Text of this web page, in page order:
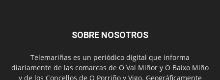
SOBRE NOSOTROS
Telemariñas es un periódico digital que informa
diariamente de las comarcas de O Val Miñor y O Baixo Miño
y de los Concellos de O Porriño y Vigo. Geográficamente